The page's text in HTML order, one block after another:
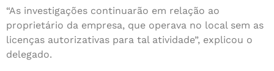
“As investigações continuarão em relação ao
proprietário da empresa, que operava no local sem as
licenças autorizativas para tal atividade”, explicou o
delegado.